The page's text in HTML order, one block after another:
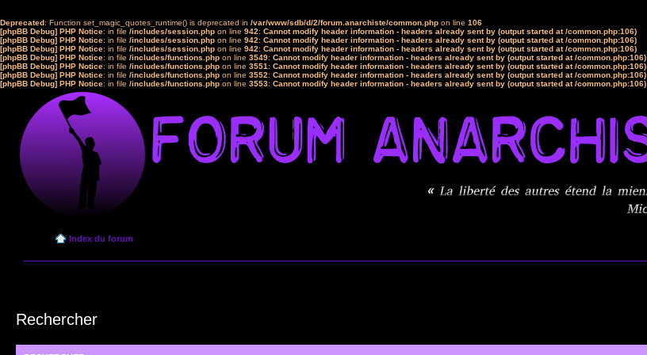
Deprecated: Function set_magic_quotes_runtime() is deprecated in /var/www/sdb/d/2/forum.anarchiste/common.php on line 106
[phpBB Debug] PHP Notice: in file /includes/session.php on line 942: Cannot modify header information - headers already sent by (output started at /common.php:106)
[phpBB Debug] PHP Notice: in file /includes/session.php on line 942: Cannot modify header information - headers already sent by (output started at /common.php:106)
[phpBB Debug] PHP Notice: in file /includes/session.php on line 942: Cannot modify header information - headers already sent by (output started at /common.php:106)
[phpBB Debug] PHP Notice: in file /includes/functions.php on line 3549: Cannot modify header information - headers already sent by (output started at /common.php:106)
[phpBB Debug] PHP Notice: in file /includes/functions.php on line 3551: Cannot modify header information - headers already sent by (output started at /common.php:106)
[phpBB Debug] PHP Notice: in file /includes/functions.php on line 3552: Cannot modify header information - headers already sent by (output started at /common.php:106)
[phpBB Debug] PHP Notice: in file /includes/functions.php on line 3553: Cannot modify header information - headers already sent by (output started at /common.php:106)
Index du forum
Rechercher